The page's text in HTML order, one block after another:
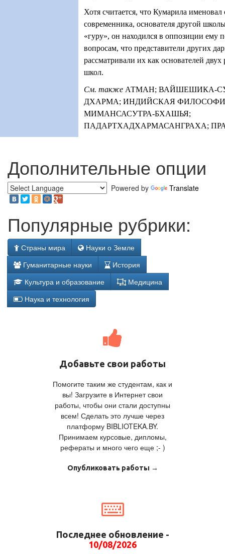
Хотя считается, что Кумарила именовал
современника, основателя другой
«гуру», он находился в оппозиции ему
вопросам, что представители других
рассматривали их как основателей
школ.
См. также АТМАН; ВАЙШЕШИКА-
ДХАРМА; ИНДИЙСКАЯ
МИМАНСАСУТРА-БХАШЬЯ;
ПАДАРТХАДХАРМАСАНГРАХА;
Дополнительные опции
Powered by Translate
Популярные рубрики:
Страны мира
Науки о Земле
Гуманитарные науки
История
Культура и образование
Медицина
Наука и технология
Добавьте свои работы
Помогите таким же студентам, как и
вы! Загрузите в Интернет свои
работы, чтобы они стали доступны
всем! Сделать это лучше через
платформу BIBLIOTEKA.BY.
Принимаем курсовые, дипломы,
рефераты и много чего еще ;- )
Опубликовать работы →
Последнее обновление -
10/08/2026